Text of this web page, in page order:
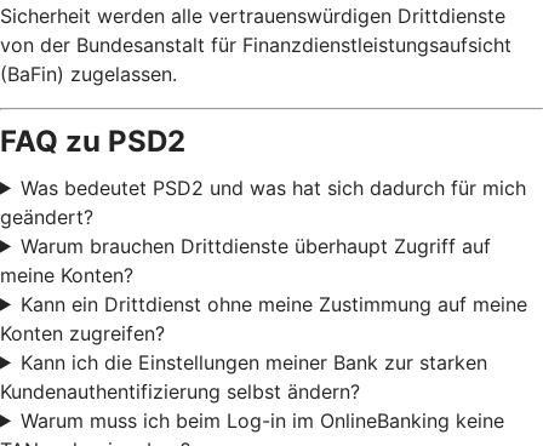
Sicherheit werden alle vertrauenswürdigen Drittdienste
von der Bundesanstalt für Finanzdienstleistungsaufsicht
(BaFin) zugelassen.
FAQ zu PSD2
Was bedeutet PSD2 und was hat sich dadurch für mich
geändert?
Warum brauchen Drittdienste überhaupt Zugriff auf
meine Konten?
Kann ein Drittdienst ohne meine Zustimmung auf meine
Konten zugreifen?
Kann ich die Einstellungen meiner Bank zur starken
Kundenauthentifizierung selbst ändern?
Warum muss ich beim Log-in im OnlineBanking keine